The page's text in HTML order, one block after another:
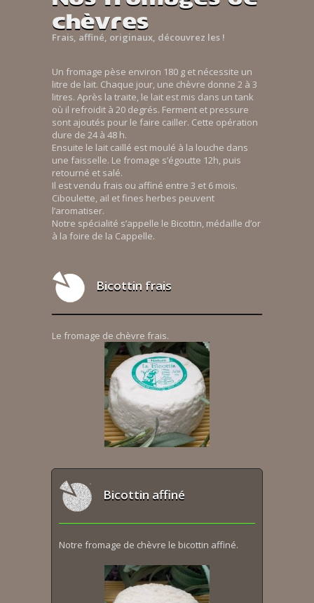
chèvres
Frais, affiné, originaux, découvrez les !
Un fromage pèse environ 180 g et nécessite un
litre de lait. Chaque jour, une chèvre donne 2 à 3
litres. Après la traite, le lait est mis dans un tank
où il refroidit à 20 degrés. Ferment et pressure
sont ajoutés pour le faire cailler. Cette opération
dure de 24 à 48 h.
Ensuite le lait caillé est moulé à la louche dans
une faisselle. Le fromage s’égoutte 12h, puis
retourné et salé.
Il est vendu frais ou affiné entre 3 et 6 mois.
Ciboulette, ail et fines herbes peuvent
l’aromatiser.
Notre spécialité s’appelle le Bicottin, médaille d’or
à la foire de la Cappelle.
Bicottin frais
Le fromage de chèvre frais.
Bicottin affiné
Notre fromage de chèvre le bicottin affiné.